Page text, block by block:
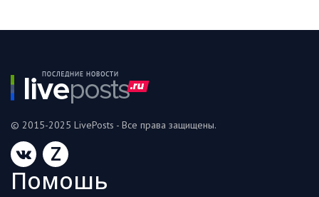
© 2015-2025 LivePosts - Все права защищены.
Z
Помошь